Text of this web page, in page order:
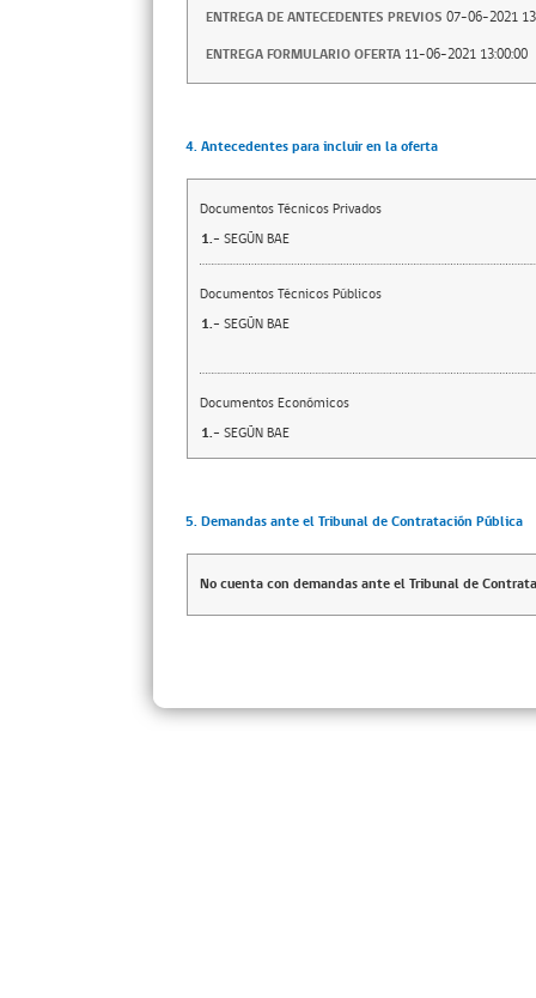
ENTREGA DE ANTECEDENTES PREVIOS 07-06-2021
ENTREGA FORMULARIO OFERTA 11-06-2021 13:00:00
4. Antecedentes para incluir en la oferta
Documentos Técnicos Privados
1.- SEGÚN BAE
Documentos Técnicos Públicos
1.- SEGÚN BAE
Documentos Económicos
1.- SEGÚN BAE
5. Demandas ante el Tribunal de Contratación Pública
No cuenta con demandas ante el Tribunal de